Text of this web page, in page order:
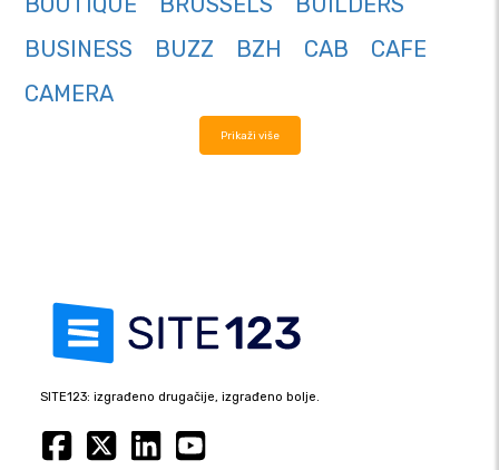
BUSINESS
BUZZ BZH CAB
CAFE
CAMERA
Prikaži više
SITE123: izgrađeno drugačije, izgrađeno bolje.